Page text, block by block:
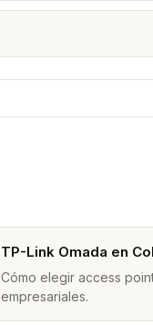
TP-Link Omada en
Cómo elegir access
empresariales.